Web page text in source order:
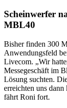
Scheinwerfer
MBL40
Bisher finden 300
Anwendungsfeld
Livecom. „Wir
Messegeschäft im
Lösung suchten.
erreichten uns
fährt Roni fort.